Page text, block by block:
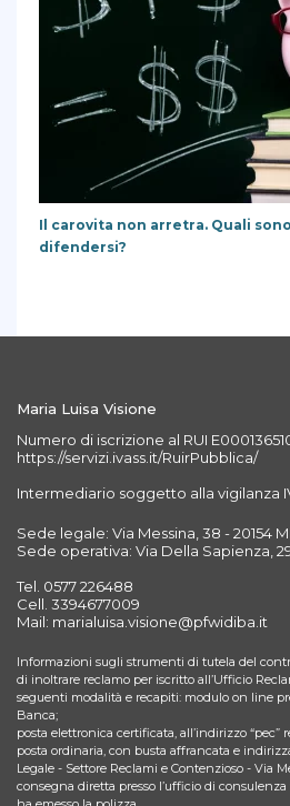
Il carovita non arretra. Quali
difendersi?
Maria Luisa Visione
Numero di iscrizione al RUI
https://servizi.ivass.it/RuirPubblica/
Intermediario soggetto alla vigilanza
Sede legale: Via Messina, 38 - 20154
Sede operativa: Via Della Sapienza, 29
Tel. 0577 226488
Cell. 3394677009
Mail: marialuisa.visione@pfwidiba.it
Informazioni sugli strumenti di tutela del
di inoltrare reclamo per iscritto all’Ufficio
seguenti modalità e recapiti: modulo on line
Banca;
posta elettronica certificata, all’indirizzo “pec”
posta ordinaria, con busta affrancata e
Legale - Settore Reclami e Contenzioso - Via
consegna diretta presso l’ufficio di